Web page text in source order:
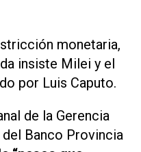
monetaria,
insiste Milei y el
por Luis Caputo.
de la Gerencia
Banco Provincia